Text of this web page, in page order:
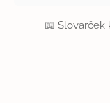
📖Slovarček